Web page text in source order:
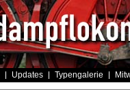
Updates Typengalerie